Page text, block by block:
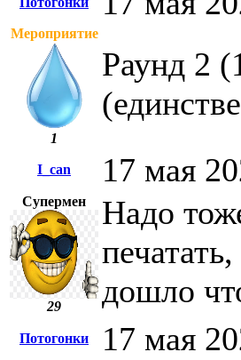
Мероприятие
1
Раунд 2
I_can 17 мая
Супермен
29
Надо
дошло
Потогонки 17 мая